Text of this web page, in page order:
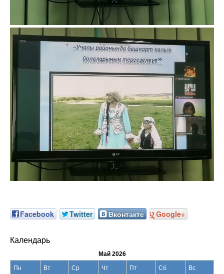
Facebook Twitter Вконтакте Google+
Календарь
Май 2026
Пн
Вт Ср Чт Пт Сб Вс